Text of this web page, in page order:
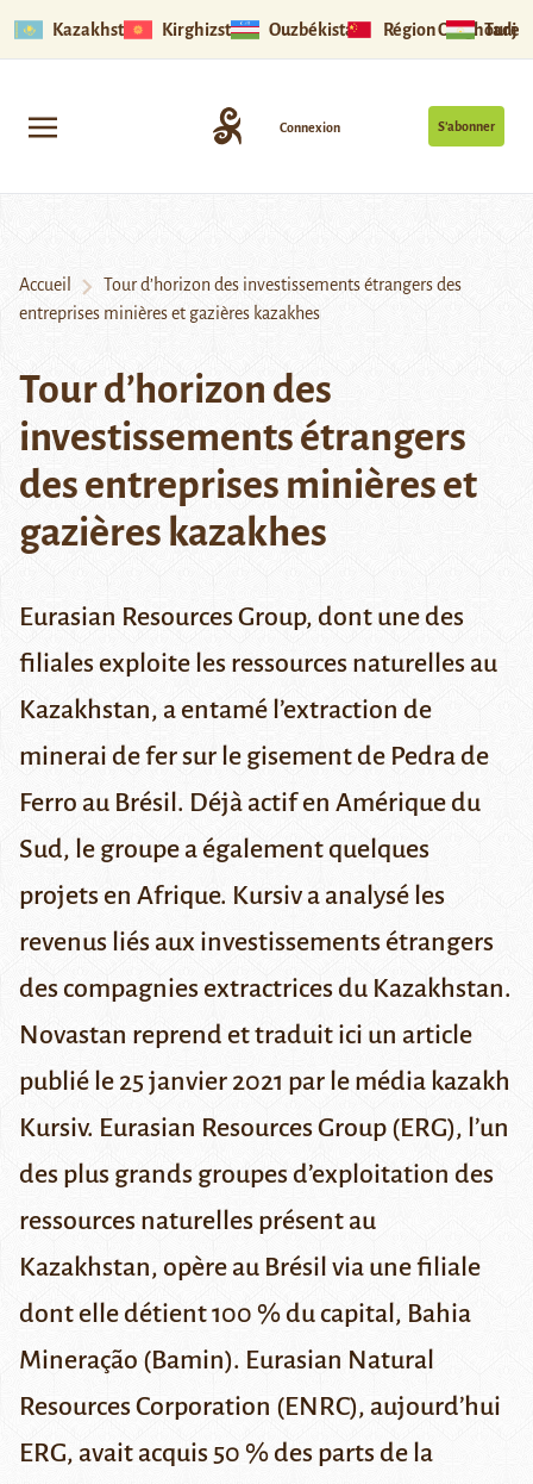
Kazakhstan Kirghizstan Ouzbékistan Région Ouïghoure
S’abonner
Connexion
Accueil
Tour d’horizon des investissements étrangers des
entreprises minières et gazières kazakhes
Tour d’horizon des
investissements étrangers
des entreprises minières et
gazières kazakhes
Eurasian Resources Group, dont une des
filiales exploite les ressources naturelles au
Kazakhstan, a entamé l’extraction de
minerai de fer sur le gisement de Pedra de
Ferro au Brésil. Déjà actif en Amérique du
Sud, le groupe a également quelques
projets en Afrique. Kursiv a analysé les
revenus liés aux investissements étrangers
des compagnies extractrices du Kazakhstan.
Novastan reprend et traduit ici un article
publié le 25 janvier 2021 par le média kazakh
Kursiv. Eurasian Resources Group (ERG), l’un
des plus grands groupes d’exploitation des
ressources naturelles présent au
Kazakhstan, opère au Brésil via une filiale
dont elle détient 100 % du capital, Bahia
Mineração (Bamin). Eurasian Natural
Resources Corporation (ENRC), aujourd’hui
ERG, avait acquis 50 % des parts de la